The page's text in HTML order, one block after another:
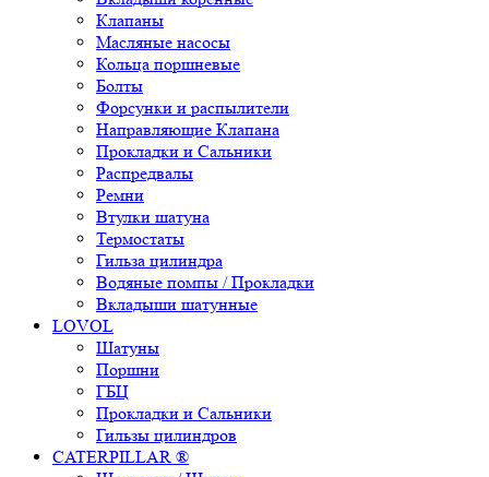
Клапаны
Масляные насосы
Кольца поршневые
Болты
Форсунки и распылители
Направляющие Клапана
Прокладки и Сальники
Распредвалы
Ремни
Втулки шатуна
Термостаты
Гильза цилиндра
Водяные помпы / Прокладки
Вкладыши шатунные
LOVOL
Шатуны
Поршни
ГБЦ
Прокладки и Сальники
Гильзы цилиндров
CATERPILLAR ®